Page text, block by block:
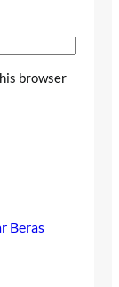
browser
Beras